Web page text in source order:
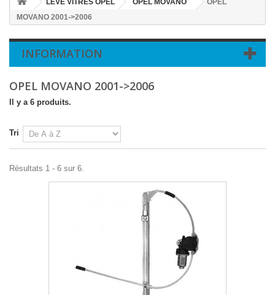
LEVE VITRES OPEL OPEL MOVANO
OPEL
MOVANO 2001->2006
INFORMATION
OPEL MOVANO 2001->2006
Il y a 6 produits.
Tri
Résultats 1 - 6 sur 6.